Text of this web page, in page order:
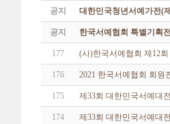
공지 대한민국청년서예가전(
공지 한국서예협회 특별기획
177 (사)한국서예협회 제12
176 2021 한국서예협회 회원
175 제33회 대한민국서예대
174 제33회 대한민국서예대